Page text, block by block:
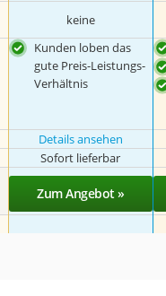
keine
Kunden loben das
gute Preis-Leistungs-
Verhältnis
Details ansehen
Sofort lieferbar
Zum Angebot »